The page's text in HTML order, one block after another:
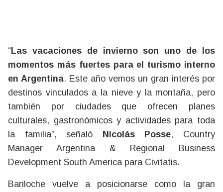
“Las vacaciones de invierno son uno de los
momentos más fuertes para el turismo interno
en Argentina. Este año vemos un gran interés por
destinos vinculados a la nieve y la montaña, pero
también por ciudades que ofrecen planes
culturales, gastronómicos y actividades para toda
la familia”, señaló Nicolás Posse, Country
Manager Argentina & Regional Business
Development South America para Civitatis.
Bariloche vuelve a posicionarse como la gran